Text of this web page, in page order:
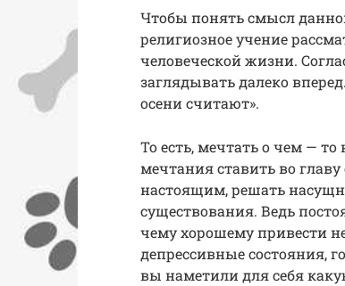
Чтобы понять смысл
религиозное учение
человеческой жизни.
заглядывать далеко
осени считают».
То есть, мечтать о чем —
мечтания ставить во
настоящим, решать
существования. Ведь
чему хорошему привести
депрессивные состояния,
вы наметили для себя